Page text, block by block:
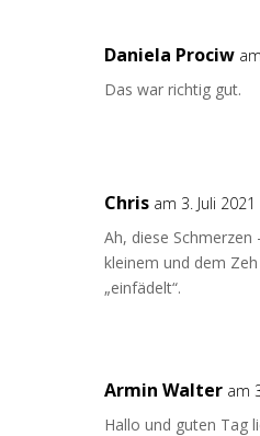
Daniela Prociw
Das war richtig gut.
Chris am 3. Juli
Ah, diese
kleinem und dem
„einfädelt“.
Armin Walter am
Hallo und guten Tag